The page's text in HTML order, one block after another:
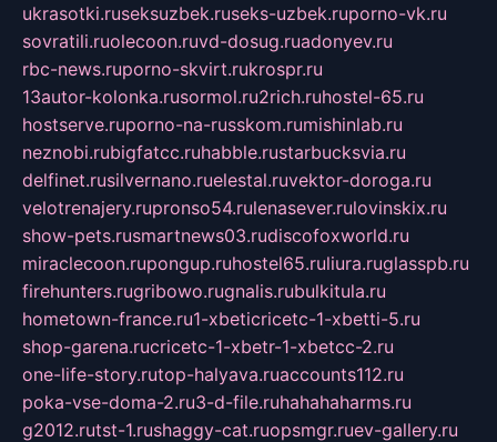
ukrasotki.ruseksuzbek.ruseks-uzbek.ruporno-vk.ru
sovratili.ruolecoon.ruvd-dosug.ruadonyev.ru
rbc-news.ruporno-skvirt.rukrospr.ru
13autor-kolonka.rusormol.ru2rich.ruhostel-65.ru
hostserve.ruporno-na-russkom.rumishinlab.ru
neznobi.rubigfatcc.ruhabble.rustarbucksvia.ru
delfinet.rusilvernano.ruelestal.ruvektor-doroga.ru
velotrenajery.rupronso54.rulenasever.rulovinskix.ru
show-pets.rusmartnews03.rudiscofoxworld.ru
miraclecoon.rupongup.ruhostel65.ruliura.ruglasspb.ru
firehunters.rugribowo.rugnalis.rubulkitula.ru
hometown-france.ru1-xbeticricetc-1-xbetti-5.ru
shop-garena.rucricetc-1-xbetr-1-xbetcc-2.ru
one-life-story.rutop-halyava.ruaccounts112.ru
poka-vse-doma-2.ru3-d-file.ruhahahaharms.ru
g2012.rutst-1.rushaggy-cat.ruopsmgr.ruev-gallery.ru